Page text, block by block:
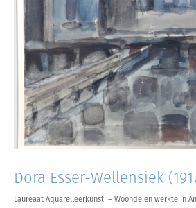
Dora Esser-Wellensiek
Laureaat Aquarelleerkunst – Woonde en werkte in